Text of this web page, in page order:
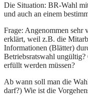
Die Situation: BR-Wahl
und auch an einem
Frage: Angenommen sehr
erklärt, weil z.B. die
Informationen (Blätter)
Betriebsratswahl ungültig?
erfüllt werden müssen?
Ab wann soll man die
darf?) Wie ist die